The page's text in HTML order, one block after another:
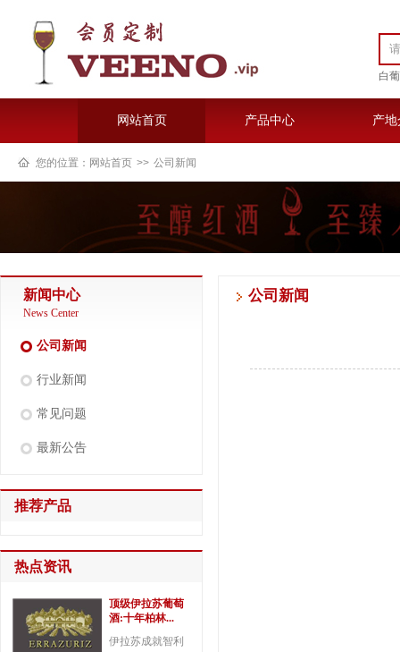
白
网站首页 产品中心 产地
您的位置： 网站首页 >> 公司新闻
新闻中心
News Center
公司新闻
行业新闻
常见问题
最新公告
推荐产品
热点资讯
顶级伊拉苏葡萄
酒:十年柏林...
伊拉苏成就智利
公司新闻